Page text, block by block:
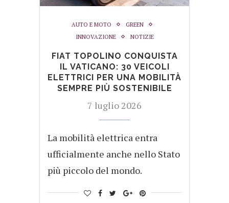
AUTO E MOTO
GREEN
INNOVAZIONE
NOTIZIE
FIAT TOPOLINO CONQUISTA
IL VATICANO: 30 VEICOLI
ELETTRICI PER UNA MOBILITÀ
SEMPRE PIÙ SOSTENIBILE
7 luglio 2026
La mobilità elettrica entra
ufficialmente anche nello Stato
più piccolo del mondo.